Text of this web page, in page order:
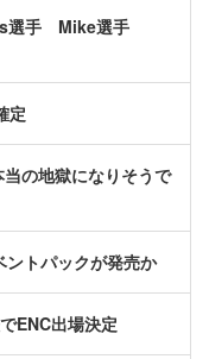
選手 Mike選手
定
の地獄になりそうで
ントパックが発売か
ENC出場決定